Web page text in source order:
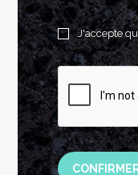
J'accepte